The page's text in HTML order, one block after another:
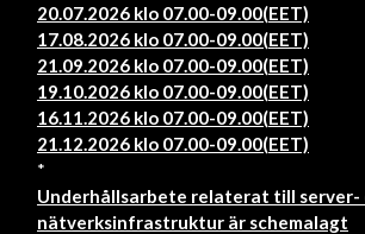
20.07.2026 klo 07.00-09.00(EET)
17.08.2026 klo 07.00-09.00(EET)
21.09.2026 klo 07.00-09.00(EET)
19.10.2026 klo 07.00-09.00(EET)
16.11.2026 klo 07.00-09.00(EET)
21.12.2026 klo 07.00-09.00(EET)
*
Underhållsarbete relaterat till server-
nätverksinfrastruktur är schemalagt